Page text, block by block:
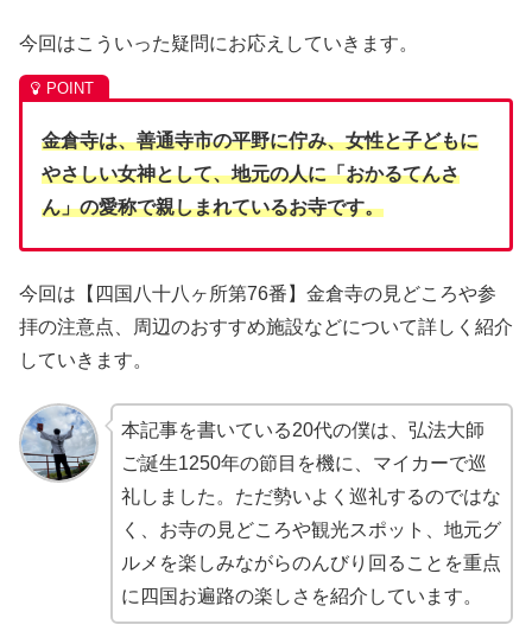
今回はこういった疑問にお応えしていきます。
金倉寺は、善通寺市の平野に佇み、女性と子どもに
やさしい女神として、地元の人に「おかるてんさ
ん」の愛称で親しまれているお寺です。
今回は【四国八十八ヶ所第76番】金倉寺の見どころや参
拝の注意点、周辺のおすすめ施設などについて詳しく紹介
していきます。
本記事を書いている20代の僕は、弘法大師
ご誕生1250年の節目を機に、マイカーで巡
礼しました。ただ勢いよく巡礼するのではな
く、お寺の見どころや観光スポット、地元グ
ルメを楽しみながらのんびり回ることを重点
に四国お遍路の楽しさを紹介しています。